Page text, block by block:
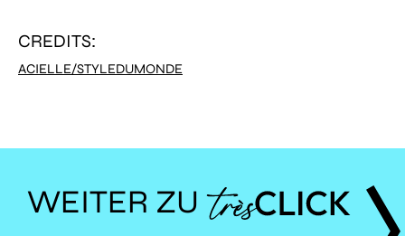
CREDITS:
ACIELLE/STYLEDUMONDE
WEITER ZU